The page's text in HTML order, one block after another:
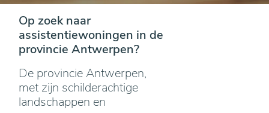
Op zoek naar
assistentiewoningen in de
provincie Antwerpen?
De provincie Antwerpen,
met zijn schilderachtige
landschappen en